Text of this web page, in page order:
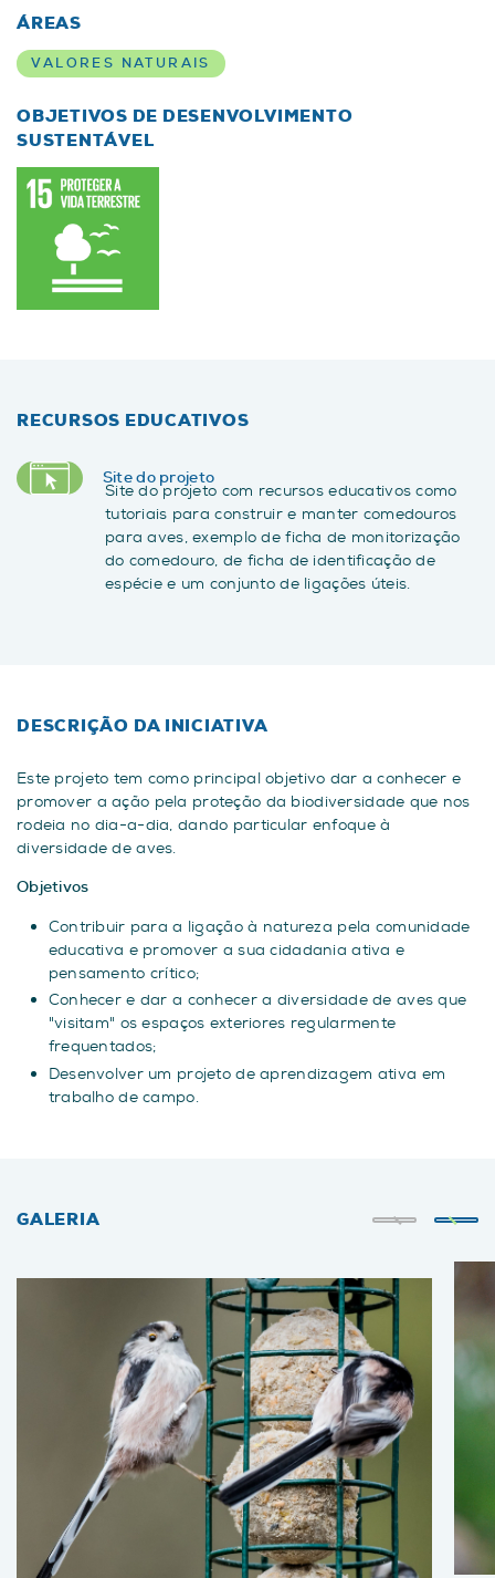
ÁREAS
VALORES NATURAIS
OBJETIVOS DE DESENVOLVIMENTO
SUSTENTÁVEL
RECURSOS EDUCATIVOS
Site do projeto
Site do projeto com recursos educativos como
tutoriais para construir e manter comedouros
para aves, exemplo de ficha de monitorização
do comedouro, de ficha de identificação de
espécie e um conjunto de ligações úteis.
DESCRIÇÃO DA INICIATIVA
Este projeto tem como principal objetivo dar a conhecer e
promover a ação pela proteção da biodiversidade que nos
rodeia no dia-a-dia, dando particular enfoque à
diversidade de aves.
Objetivos
Contribuir para a ligação à natureza pela comunidade
educativa e promover a sua cidadania ativa e
pensamento crítico;
Conhecer e dar a conhecer a diversidade de aves que
"visitam" os espaços exteriores regularmente
frequentados;
Desenvolver um projeto de aprendizagem ativa em
trabalho de campo.
GALERIA